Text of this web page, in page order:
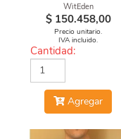
WitEden
$ 150.458,00
Precio unitario.
IVA incluido.
Cantidad:
Agregar